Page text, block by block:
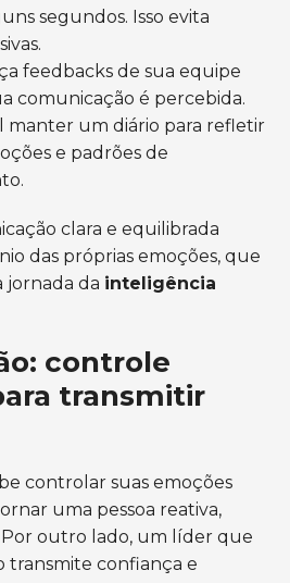
segundos. Isso evita
feedbacks de sua equipe
comunicação é percebida.
manter um diário para refletir
e padrões de
clara e equilibrada
das próprias emoções, que
jornada da inteligência
controle
transmitir
controlar suas emoções
uma pessoa reativa,
Por outro lado, um líder que
transmite confiança e